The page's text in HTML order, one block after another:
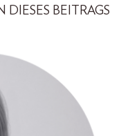
DIESES BEITRAGS